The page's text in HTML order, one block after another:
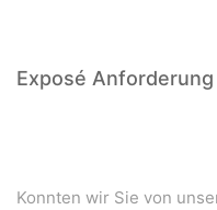
Exposé
Konnten wir Sie von